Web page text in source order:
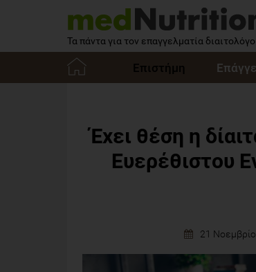
Τα πάντα για τον επαγγελματία διαιτολόγο
Επιστήμη
Έχει θέση η
Ευερέθιστου
21